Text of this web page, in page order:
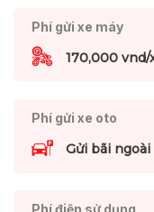
Phí gửi xe máy
170,000
Phí gửi xe oto
Gửi bãi ngoài